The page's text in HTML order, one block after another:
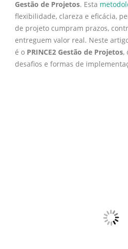
Gestão de Projetos. Esta
flexibilidade, clareza e eficácia,
de projeto cumpram prazos,
entreguem valor real. Neste
é o PRINCE2 Gestão de Projetos,
desafios e formas de